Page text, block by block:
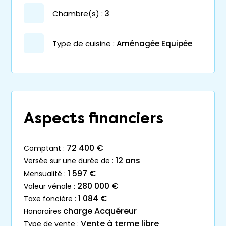
chambre(s) : 3
Type de cuisine : Aménagée Equipée
Aspects financiers
comptant : 72 400 €
versée sur une durée de : 12 ans
mensualité : 1 597 €
valeur vénale : 280 000 €
taxe foncière : 1 084 €
honoraires charge Acquéreur
type de vente :